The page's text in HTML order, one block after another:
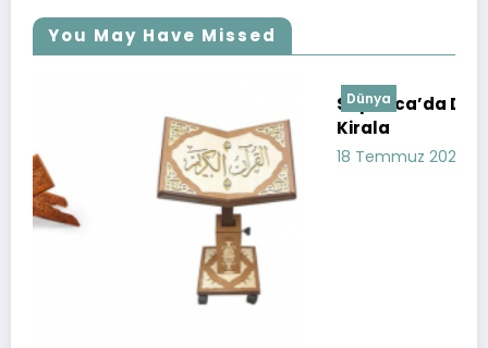
You May Have Missed
Sapanca’da Doğa ile İç İçe Bir Tatil:
Kirala
18 Temmuz 2023 havadis